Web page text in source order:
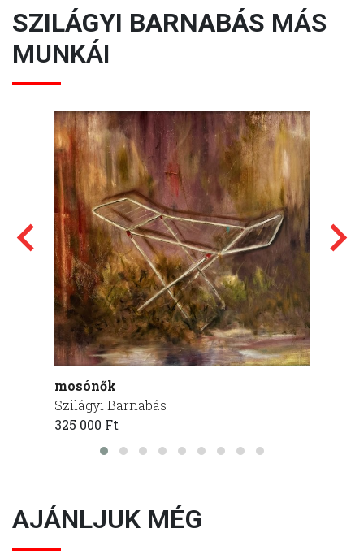
SZILÁGYI BARNABÁS MÁS
MUNKÁI
mosónők
Szilágyi Barnabás
325 000 Ft
AJÁNLJUK MÉG